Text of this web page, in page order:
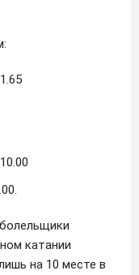
катании
на 10 месте в